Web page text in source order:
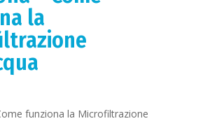
la
funziona la Microfiltrazione